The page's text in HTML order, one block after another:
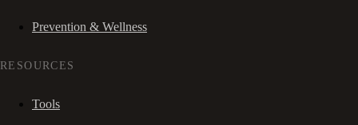
Prevention & Wellness
RESOURCES
Tools